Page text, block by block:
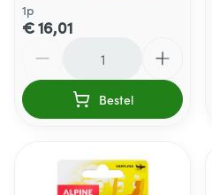
1p
€ 16,01
Bestel